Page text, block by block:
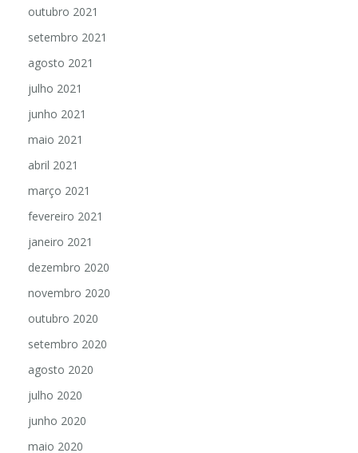
outubro 2021
setembro 2021
agosto 2021
julho 2021
junho 2021
maio 2021
abril 2021
março 2021
fevereiro 2021
janeiro 2021
dezembro 2020
novembro 2020
outubro 2020
setembro 2020
agosto 2020
julho 2020
junho 2020
maio 2020